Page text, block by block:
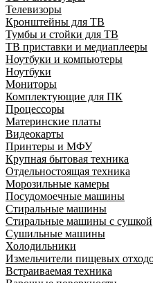
Телевизоры
Кронштейны для ТВ
Тумбы и стойки для ТВ
ТВ приставки и медиаплееры
Ноутбуки и компьютеры
Ноутбуки
Мониторы
Комплектующие для ПК
Процессоры
Материнские платы
Видеокарты
Принтеры и МФУ
Крупная бытовая техника
Отдельностоящая техника
Морозильные камеры
Посудомоечные машины
Стиральные машины
Стиральные машины с сушкой
Сушильные машины
Холодильники
Измельчители пищевых
Встраиваемая техника